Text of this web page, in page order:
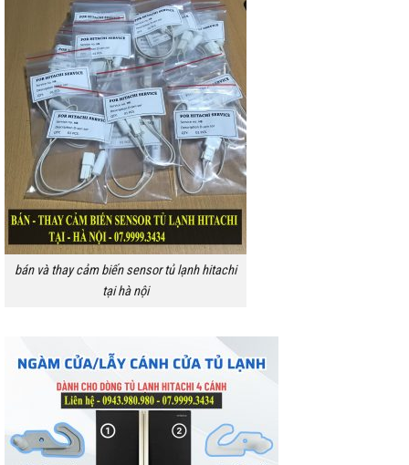
bán và thay cảm biến sensor tủ lạnh hitachi
tại hà nội